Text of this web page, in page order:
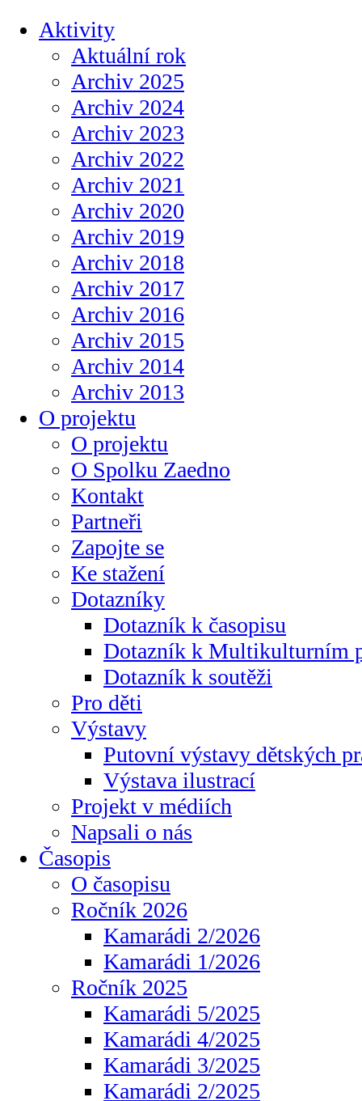
Aktivity
Aktuální rok
Archiv 2025
Archiv 2024
Archiv 2023
Archiv 2022
Archiv 2021
Archiv 2020
Archiv 2019
Archiv 2018
Archiv 2017
Archiv 2016
Archiv 2015
Archiv 2014
Archiv 2013
O projektu
O projektu
O Spolku Zaedno
Kontakt
Partneři
Zapojte se
Ke stažení
Dotazníky
Dotazník k časopisu
Dotazník k Multikulturním
Dotazník k soutěži
Pro děti
Výstavy
Putovní výstavy dětských
Výstava ilustrací
Projekt v médiích
Napsali o nás
Časopis
O časopisu
Ročník 2026
Kamarádi 2/2026
Kamarádi 1/2026
Ročník 2025
Kamarádi 5/2025
Kamarádi 4/2025
Kamarádi 3/2025
Kamarádi 2/2025